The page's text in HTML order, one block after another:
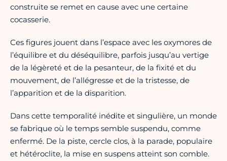
construite se remet en cause avec une certaine
cocasserie.
Ces figures jouent dans l’espace avec les oxymores de
l’équilibre et du déséquilibre, parfois jusqu’au vertige
de la légèreté et de la pesanteur, de la fixité et du
mouvement, de l’allégresse et de la tristesse, de
l’apparition et de la disparition.
Dans cette temporalité inédite et singulière, un monde
se fabrique où le temps semble suspendu, comme
enfermé. De la piste, cercle clos, à la parade, populaire
et hétéroclite, la mise en suspens atteint son comble.